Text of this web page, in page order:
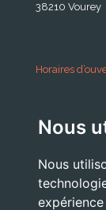
Nous
Nous
38210 Vourey
Horaires
Lundi . Mardi :
Jeudi .